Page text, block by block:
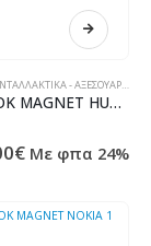
- ΑΞΕΣΟΥΆΡ ΥΠΟΛΟΓΙΣΤΏΝ - ΗΛΕΚΤΡΟΝΙΚΆ
SENSO BOOK MAGNET HUAWEI MATE 30 gold
€ Με φπα 24%